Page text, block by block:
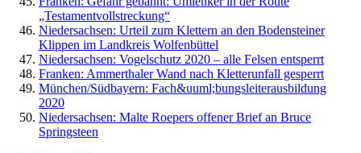
„Testamentvollstreckung“
Niedersachsen: Urteil zum Klettern an den Bodensteiner
Klippen im Landkreis Wolfenbüttel
Niedersachsen: Vogelschutz 2020 – alle Felsen entsperrt
Franken: Ammerthaler Wand nach Kletterunfall gesperrt
München/Südbayern: Fach&uuml;bungsleiterausbildung
2020
Niedersachsen: Malte Roepers offener Brief an Bruce
Springsteen